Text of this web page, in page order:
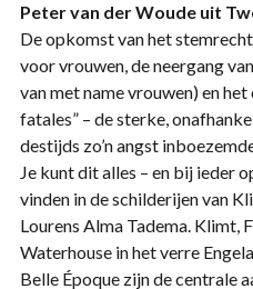
Peter van der Woude uit
De opkomst van het
voor vrouwen, de neergang
van met name vrouwen) en
fatales” – de sterke,
destijds zo’n angst
Je kunt dit alles – en bij ieder
vinden in de schilderijen van
Lourens Alma Tadema. Klimt,
Waterhouse in het verre
Belle Époque zijn de centrale